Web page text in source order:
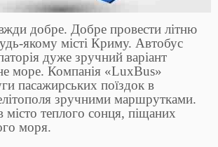
добре. Добре провести літню
якому місті Криму. Автобус
дуже зручний варіант
море. Компанія «LuxBus»
пасажирських поїздок в
зручними маршрутками.
місто теплого сонця, піщаних
моря.